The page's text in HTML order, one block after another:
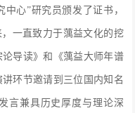
中心”研究员颁发了证书，
一直致力于蕅益文化的挖
论导读》和 《蕅益大师年谱
环节邀请到三位国内知名
言兼具历史厚度与理论深